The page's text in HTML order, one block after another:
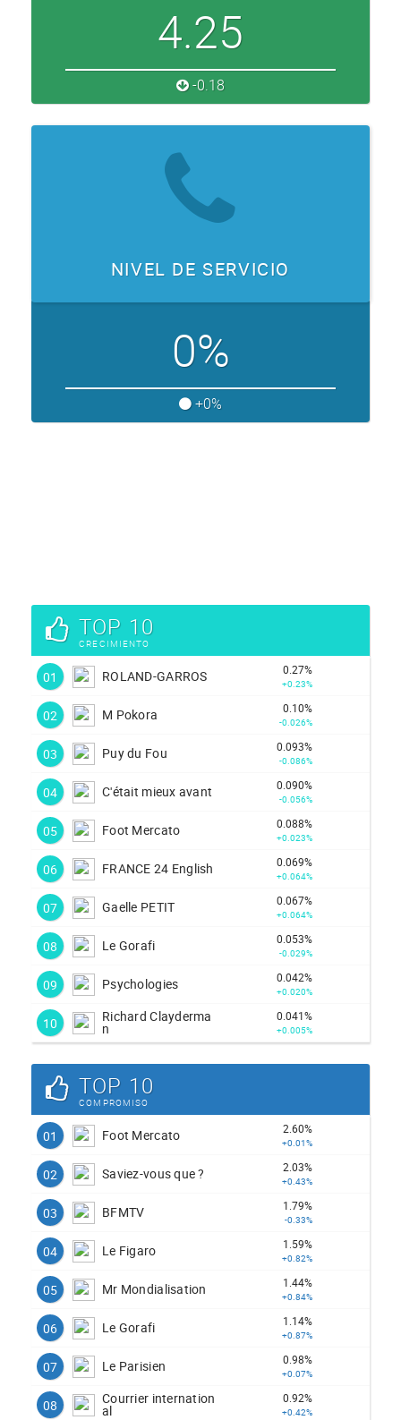
4.25
-0.18
NIVEL DE SERVICIO
0%
+0%
TOP 10
CRECIMIENTO
01 ROLAND-GARROS 0.27%
+0.23%
02 M Pokora 0.10%
-0.026%
03 Puy du Fou 0.093%
-0.086%
04 C'était mieux avant 0.090%
-0.056%
05 Foot Mercato 0.088%
+0.023%
06 FRANCE 24 English 0.069%
+0.064%
07 Gaelle PETIT 0.067%
+0.064%
08 Le Gorafi 0.053%
-0.029%
09 Psychologies 0.042%
+0.020%
10 Richard Clayderma
n
0.041%
+0.005%
TOP 10
COMPROMISO
01 Foot Mercato 2.60%
+0.01%
02 Saviez-vous que ? 2.03%
+0.43%
03 BFMTV 1.79%
-0.33%
04 Le Figaro 1.59%
+0.82%
05 Mr Mondialisation 1.44%
+0.84%
06 Le Gorafi 1.14%
+0.87%
07 Le Parisien 0.98%
+0.07%
08 Courrier internation
al
0.92%
+0.42%